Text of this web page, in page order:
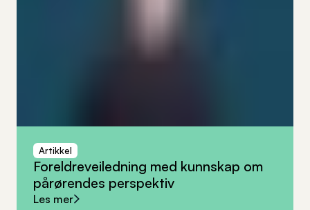
Artikkel
Foreldreveiledning med kunnskap om
pårørendes perspektiv
Les mer